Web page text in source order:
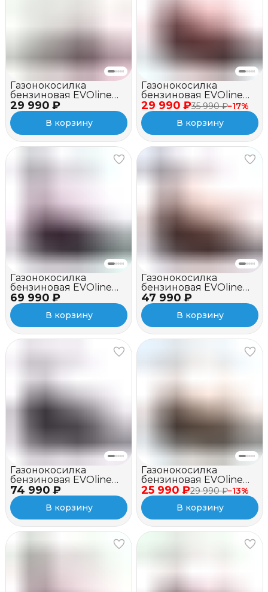
29 990 ₽
Газонокосилка
бензиновая EVOline
LMG 51 P
В корзину
29 990 ₽35 990 ₽−17%
Газонокосилка
бензиновая EVOline
LMG 46 CS
В корзину
69 990 ₽
Газонокосилка
бензиновая EVOline
LMG 51 CVH TURN (с
двигателем Honda)
В корзину
47 990 ₽
Газонокосилка
бензиновая EVOline
LMG 53 CV
В корзину
74 990 ₽
Газонокосилка
бензиновая EVOline
LMG 53 CSH
COMMERCIAL (с
двигателем Honda)
В корзину
25 990 ₽29 990 ₽−13%
Газонокосилка
бензиновая EVOline
LMG 42 CS
В корзину